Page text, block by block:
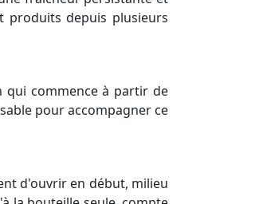
produits depuis plusieurs
qui commence à partir de
pour accompagner ce
d'ouvrir en début, milieu